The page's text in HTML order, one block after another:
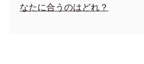
なたに合うのはどれ？